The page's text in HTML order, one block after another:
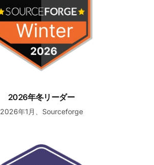
2026年冬リーダー
2026年1月、Sourceforge